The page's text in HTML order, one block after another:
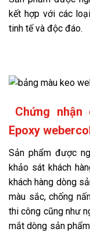
kết hợp với các
tinh tế và độc đáo.
Chứng
Epoxy
Sản phẩm được
khảo sát khách
khách hàng dòng
màu sắc, chống
thi công cũng như
mắt dòng sản